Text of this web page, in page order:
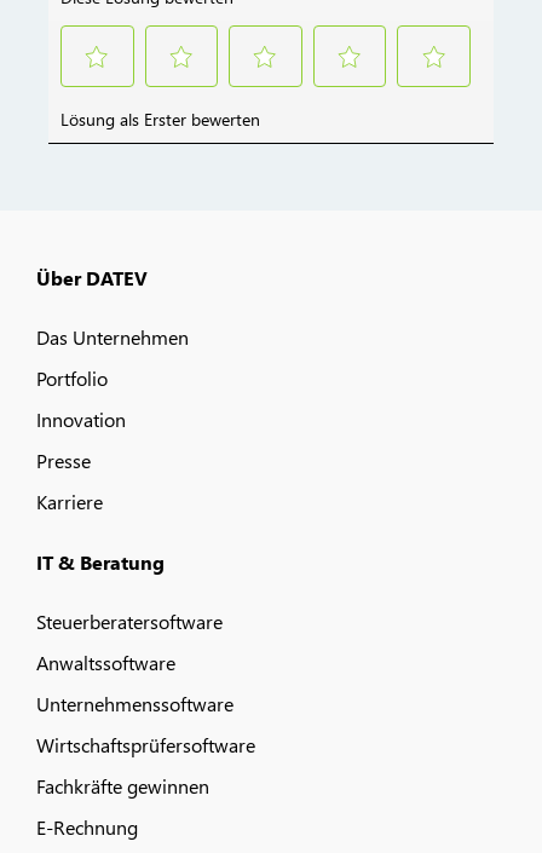
Über DATEV
Das Unternehmen
Portfolio
Innovation
Presse
Karriere
IT & Beratung
Steuerberatersoftware
Anwaltssoftware
Unternehmenssoftware
Wirtschaftsprüfersoftware
Fachkräfte gewinnen
E-Rechnung